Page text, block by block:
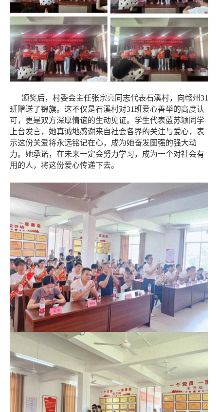
颁奖后，村委会主任张宗亮同志代表石溪村，向赣州31
班赠送了锦旗。这不仅是石溪村对31班爱心善举的高度认
可，更是双方深厚情谊的生动见证。学生代表蓝苏颖同学
上台发言，她真诚地感谢来自社会各界的关注与爱心，表
示这份关爱将永远铭记在心，成为她奋发图强的强大动
力。她承诺，在未来一定会努力学习，成为一个对社会有
用的人，将这份爱心传递下去。